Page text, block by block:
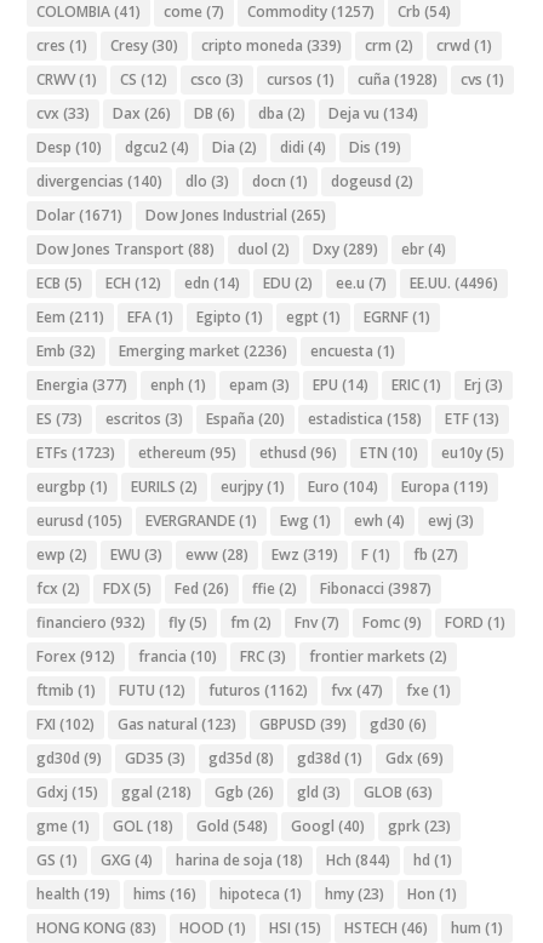
COLOMBIA(41) come (7) Commodity(1257) Crb (54)
cres (1) Cresy(30) cripto moneda (339) crm (2) crwd (1)
CRWV(1) CS (12) csco (3) cursos (1) cuña (1928) cvs (1)
cvx (33) Dax (26) DB (6) dba (2) Deja vu (134)
Desp (10) dgcu2(4) Dia (2) didi (4) Dis (19)
divergencias (140) dlo (3) docn (1) dogeusd (2)
Dolar(1671) Dow Jones Industrial (265)
Dow Jones Transport (88) duol (2) Dxy(289) ebr(4)
ECB (5) ECH (12) edn (14) EDU (2) ee.u (7) EE.UU. (4496)
Eem (211) EFA(1) Egipto (1) egpt (1) EGRNF(1)
Emb (32) Emerging market (2236) encuesta (1)
Energia (377) enph (1) epam (3) EPU (14) ERIC(1) Erj (3)
ES (73) escritos (3) España (20) estadistica (158) ETF(13)
ETFs (1723) ethereum (95) ethusd (96) ETN (10) eu10y(5)
eurgbp (1) EURILS (2) eurjpy(1) Euro (104) Europa (119)
eurusd (105) EVERGRANDE(1) Ewg (1) ewh (4) ewj (3)
ewp (2) EWU (3) eww(28) Ewz (319) F(1) fb (27)
fcx (2) FDX(5) Fed (26) ffie (2) Fibonacci (3987)
financiero (932) fly(5) fm (2) Fnv(7) Fomc(9) FORD (1)
Forex (912) francia (10) FRC(3) frontier markets (2)
ftmib (1) FUTU (12) futuros (1162) fvx (47) fxe (1)
FXI (102) Gas natural (123) GBPUSD (39) gd30 (6)
gd30d (9) GD35 (3) gd35d (8) gd38d (1) Gdx (69)
Gdxj (15) ggal (218) Ggb (26) gld (3) GLOB (63)
gme (1) GOL(18) Gold (548) Googl (40) gprk(23)
GS (1) GXG (4) harina de soja (18) Hch (844) hd (1)
health (19) hims (16) hipoteca (1) hmy(23) Hon (1)
HONG KONG (83) HOOD (1) HSI (15) HSTECH (46) hum (1)